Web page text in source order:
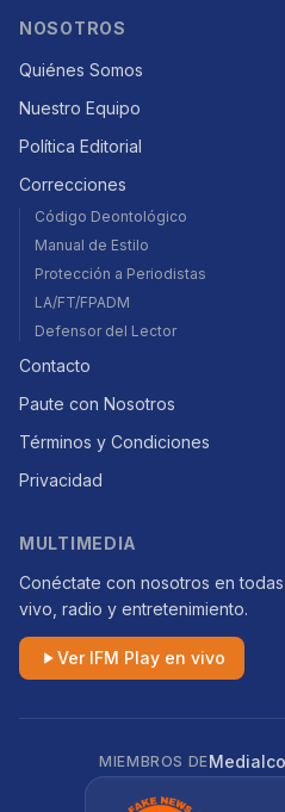
NOSOTROS
Quiénes Somos
Nuestro Equipo
Política Editorial
Correcciones
Código Deontológico
Manual de Estilo
Protección a Periodistas
LA/FT/FPADM
Defensor del Lector
Contacto
Paute con Nosotros
Términos y Condiciones
Privacidad
MULTIMEDIA
Conéctate con nosotros en
vivo, radio y entretenimiento.
Ver IFM Play en vivo
MIEMBROS DEMedialco